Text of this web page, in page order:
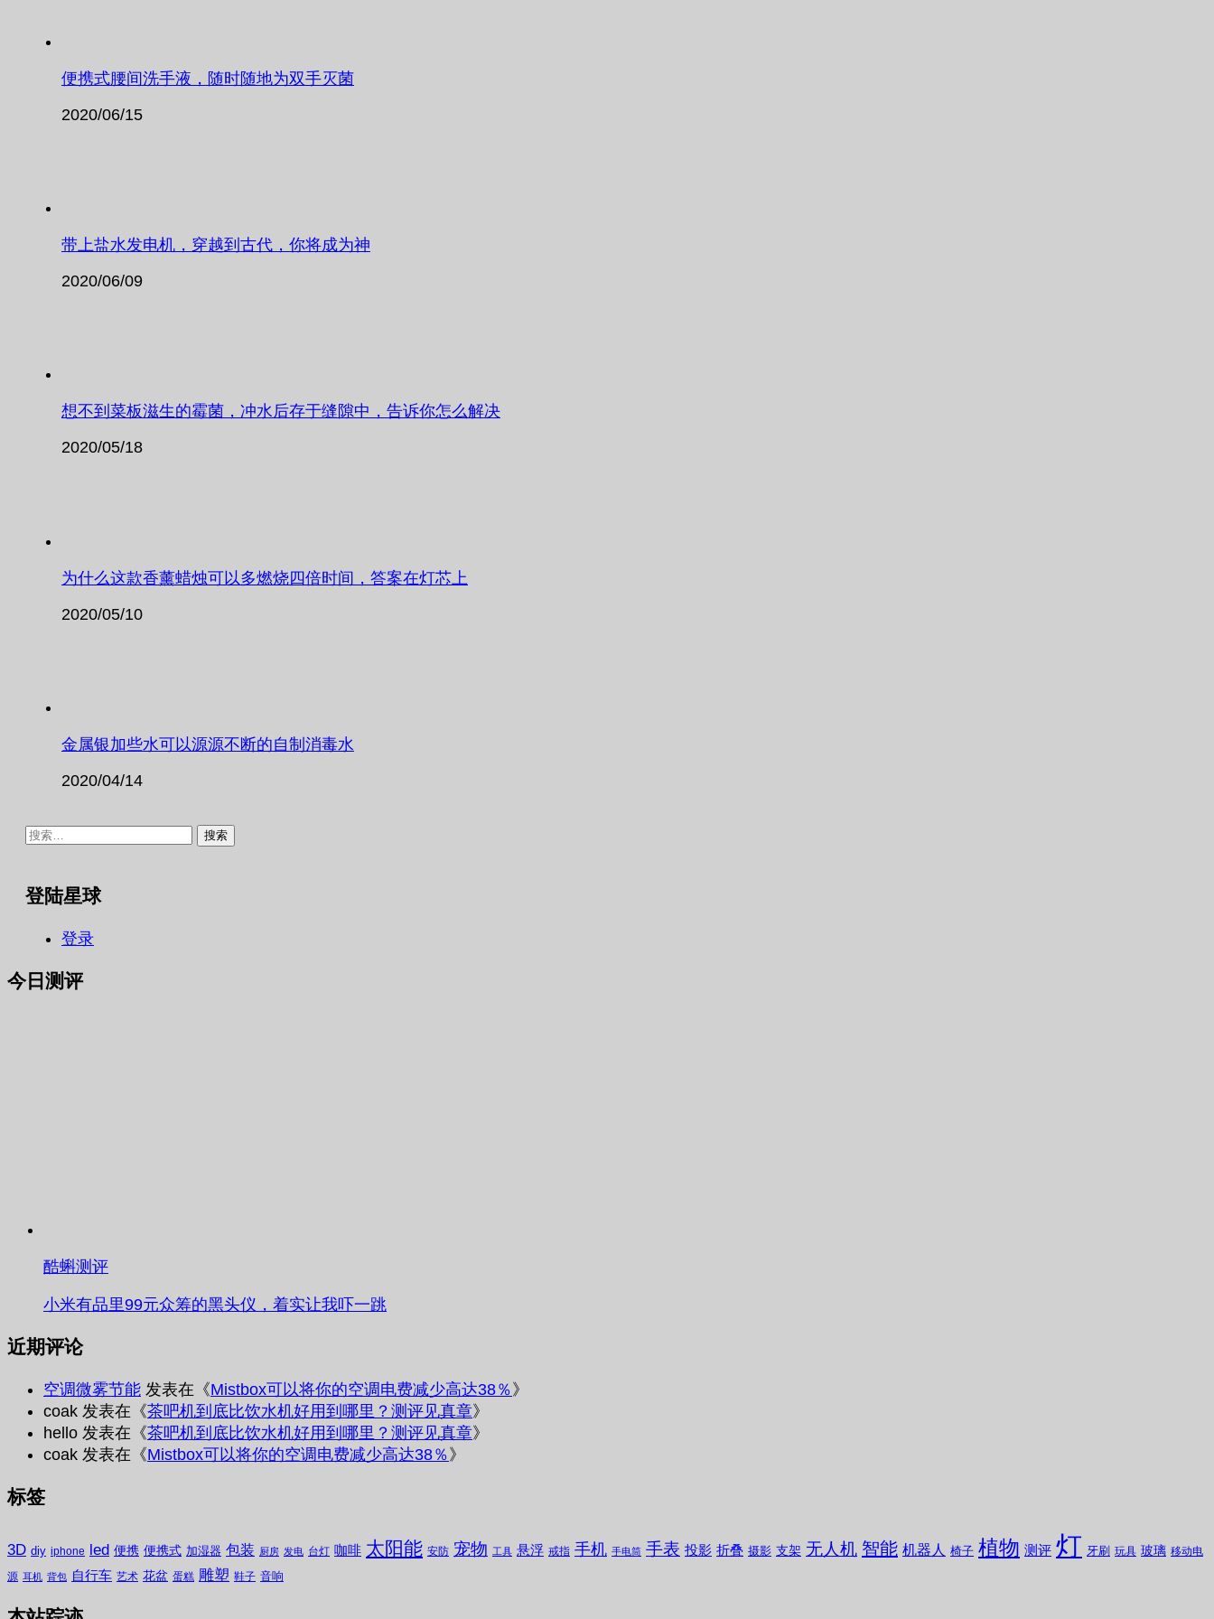
便携式腰间洗手液，随时随地为双手灭菌
2020/06/15
带上盐水发电机，穿越到古代，你将成为神
2020/06/09
想不到菜板滋生的霉菌，冲水后存于缝隙中，告诉你怎么解决
2020/05/18
为什么这款香薰蜡烛可以多燃烧四倍时间，答案在灯芯上
2020/05/10
金属银加些水可以源源不断的自制消毒水
2020/04/14
搜
登陆星球
登录
今日测评
酷蝌测评
小米有品里99元众筹的黑头仪，着实让我吓一跳
近期评论
空调微雾节能 发表在《Mistbox可以将你的空调电费减少高达38％ 》
coak 发表在《茶吧机到底比饮水机好用到哪里？测评见真章》
hello 发表在《茶吧机到底比饮水机好用到哪里？测评见真章》
coak 发表在《Mistbox可以将你的空调电费减少高达38％ 》
标签
3D diy iphone led 便携 便携式 加湿器 包装 厨房 发电 台灯 咖啡 太阳能 安防 宠物 工具 悬浮 戒指 手机 手电筒 手表 投影 折叠 摄影 支架 无人机 智能 机器人 椅子 植物 测评 灯 牙刷 玩具 玻璃 移动电
源 耳机 背包 自行车 艺术 花盆 蛋糕 雕塑 鞋子 音响